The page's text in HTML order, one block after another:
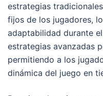
estrategias
fijos de los jugadores,
adaptabilidad durante
estrategias avanzadas
permitiendo a los
dinámica del juego en